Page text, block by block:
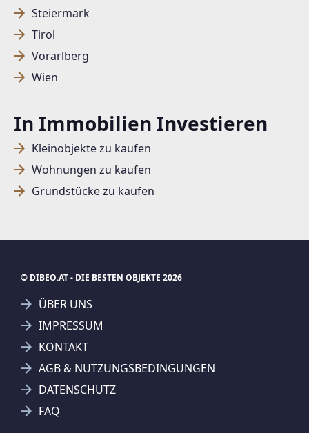
Steiermark
Tirol
Vorarlberg
Wien
In Immobilien Investieren
Kleinobjekte zu kaufen
Wohnungen zu kaufen
Grundstücke zu kaufen
SUCHAGENT ANLEGEN FÜR DIE
AKTUELLEN SUCHKRITERIEN
© DIBEO.AT - DIE BESTEN OBJEKTE 2026
ÜBER UNS
IMPRESSUM
KONTAKT
AGB & NUTZUNGSBEDINGUNGEN
DATENSCHUTZ
FAQ